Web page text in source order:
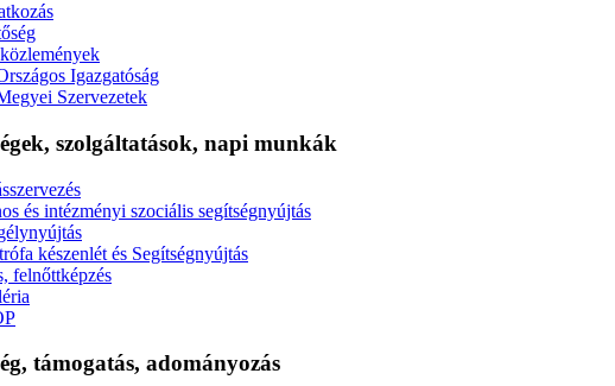
Igazgatóság
Szervezetek
szolgáltatások, napi munkák
és intézményi szociális segítségnyújtás
készenlét és Segítségnyújtás
felnőttképzés
támogatás, adományozás